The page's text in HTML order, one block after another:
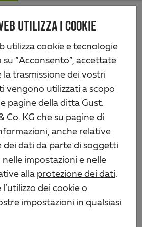
UTILIZZA I COOKIE
utilizza cookie e tecnologie
su “Acconsento”, accettate
la trasmissione dei vostri
vengono utilizzati a scopo
pagine della ditta Gust.
Co. KG che su pagine di
anche relative
dei dati da parte di soggetti
impostazioni e nelle
alla protezione dei dati.
l’utilizzo dei cookie o
impostazioni in qualsiasi
Ferramenta per cancelli in legno
a due battenti